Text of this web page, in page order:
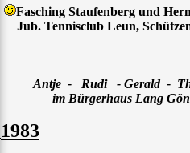
Fasching Staufenberg und
Jub. Tennisclub Leun,
Antje - Rudi - Gerald -
im Bürgerhaus Lang
1983